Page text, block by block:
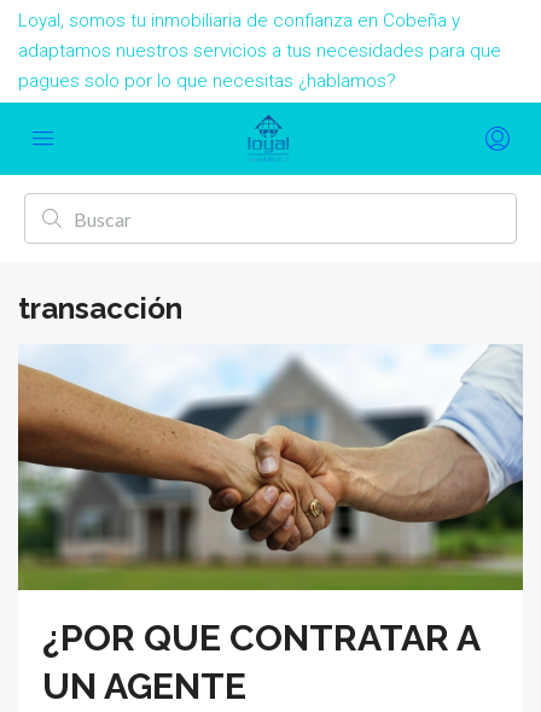
Loyal, somos tu inmobiliaria de confianza en Cobeña y
adaptamos nuestros servicios a tus necesidades para que
pagues solo por lo que necesitas ¿hablamos?
transacción
¿POR QUE CONTRATAR A
UN AGENTE